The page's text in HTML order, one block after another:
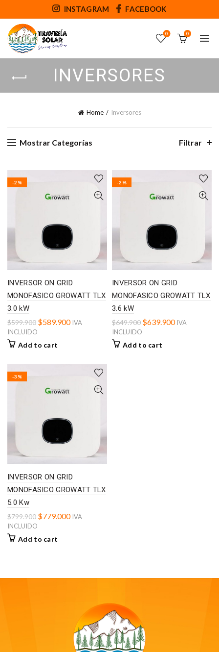
INSTAGRAM FACEBOOK
0 0
INVERSORES
Home Inversores
Mostrar Categorías Filtrar
-2%
INVERSOR ON GRID
MONOFASICO GROWATT TLX
3.0 kW
$599.900 $589.900 IVA
INCLUIDO
Add to cart
-2%
INVERSOR ON GRID
MONOFASICO GROWATT TLX
3.6 kW
$649.900 $639.900 IVA
INCLUIDO
Add to cart
-3%
INVERSOR ON GRID
MONOFASICO GROWATT TLX
5.0 Kw
$799.900 $779.000 IVA
INCLUIDO
Add to cart